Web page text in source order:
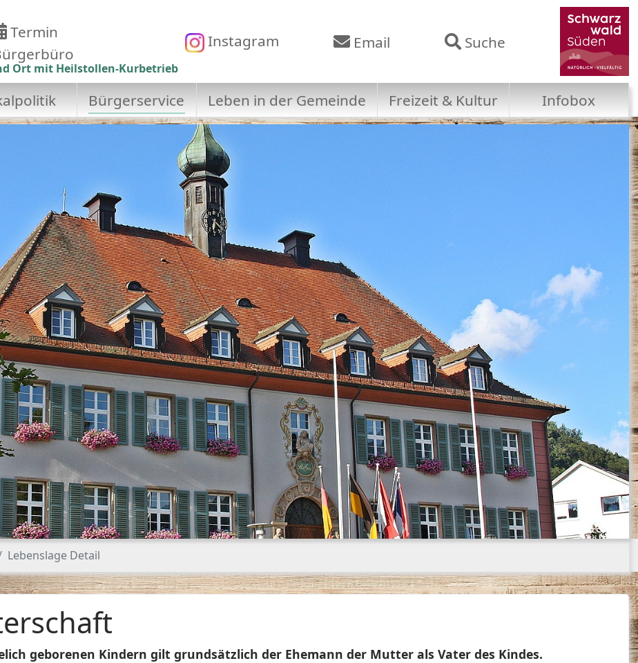
Ort mit Heilstollen-Kurbetrieb
Termin
Instagram Email Suche
Bürgerservice Leben in der Gemeinde Freizeit & Kultur Infobox
Lebenslage Detail
geborenen Kindern gilt grundsätzlich der Ehemann der Mutter als Vater des Kindes.